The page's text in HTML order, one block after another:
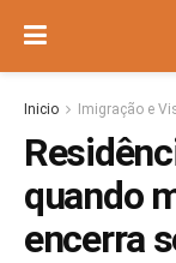
Inicio Imigração e
quando
encerra